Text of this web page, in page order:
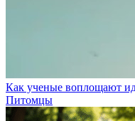
Как ученые воплощают
Питомцы